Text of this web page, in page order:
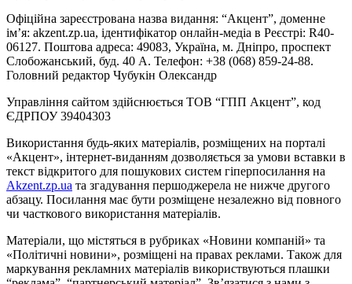
Офіційна зареєстрована назва видання: “Акцент”, доменне
ім’я: akzent.zp.ua, ідентифікатор онлайн-медіа в Реєстрі: R40-
06127. Поштова адреса: 49083, Україна, м. Дніпро, проспект
Слобожанський, буд. 40 А. Телефон: +38 (068) 859-24-88.
Головний редактор Чубукін Олександр
Управління сайтом здійснюється ТОВ “ГПП Акцент”, код
ЄДРПОУ 39404303
Використання будь-яких матеріалів, розміщених на порталі
«Акцент», інтернет-виданням дозволяється за умови вставки в
текст відкритого для пошукових систем гіперпосилання на
Akzent.zp.ua та згадування першоджерела не нижче другого
абзацу. Посилання має бути розміщене незалежно від повного
чи часткового використання матеріалів.
Матеріали, що містяться в рубриках «Новини компаній» та
«Політичні новини», розміщені на правах реклами. Також для
маркування рекламних матеріалів використвуються плашки